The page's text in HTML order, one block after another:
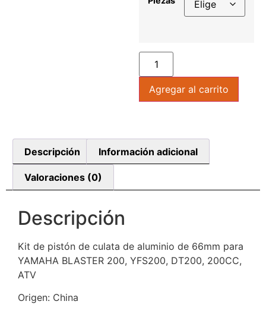
Agregar al carrito
Descripción Información adicional
Valoraciones (0)
Descripción
Kit de pistón de culata de aluminio de 66mm para
YAMAHA BLASTER 200, YFS200, DT200, 200CC,
ATV
Origen: China